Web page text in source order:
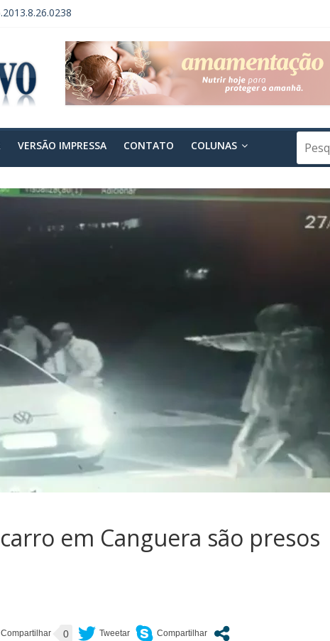
GERAL DE FUNDAÇÃO – INSTITUTO VERDE HORIZONTE
DE ACORDO
PROCESSO Nº 0004295-60.2014.8.26.0238
VERSÃO IMPRESSA CONTATO COLUNAS
em Canguera são presos
0